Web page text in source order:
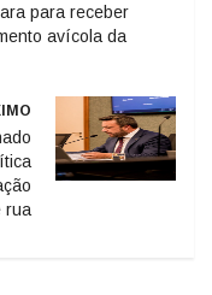
para receber
avícola da
rua